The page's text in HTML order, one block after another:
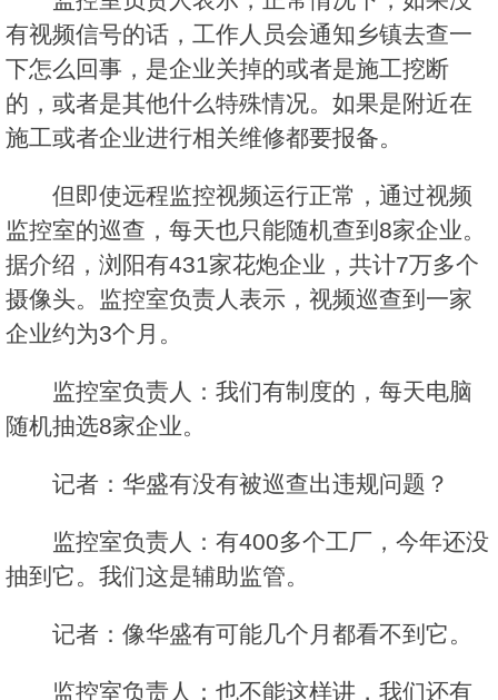
有视频信号的话，工作人员会通知乡镇去查一
下怎么回事，是企业关掉的或者是施工挖断
的，或者是其他什么特殊情况。如果是附近在
施工或者企业进行相关维修都要报备。
但即使远程监控视频运行正常，通过视频
监控室的巡查，每天也只能随机查到8家企业。
据介绍，浏阳有431家花炮企业，共计7万多个
摄像头。监控室负责人表示，视频巡查到一家
企业约为3个月。
监控室负责人：我们有制度的，每天电脑
随机抽选8家企业。
记者：华盛有没有被巡查出违规问题？
监控室负责人：有400多个工厂，今年还没
抽到它。我们这是辅助监管。
记者：像华盛有可能几个月都看不到它。
监控室负责人：也不能这样讲，我们还有